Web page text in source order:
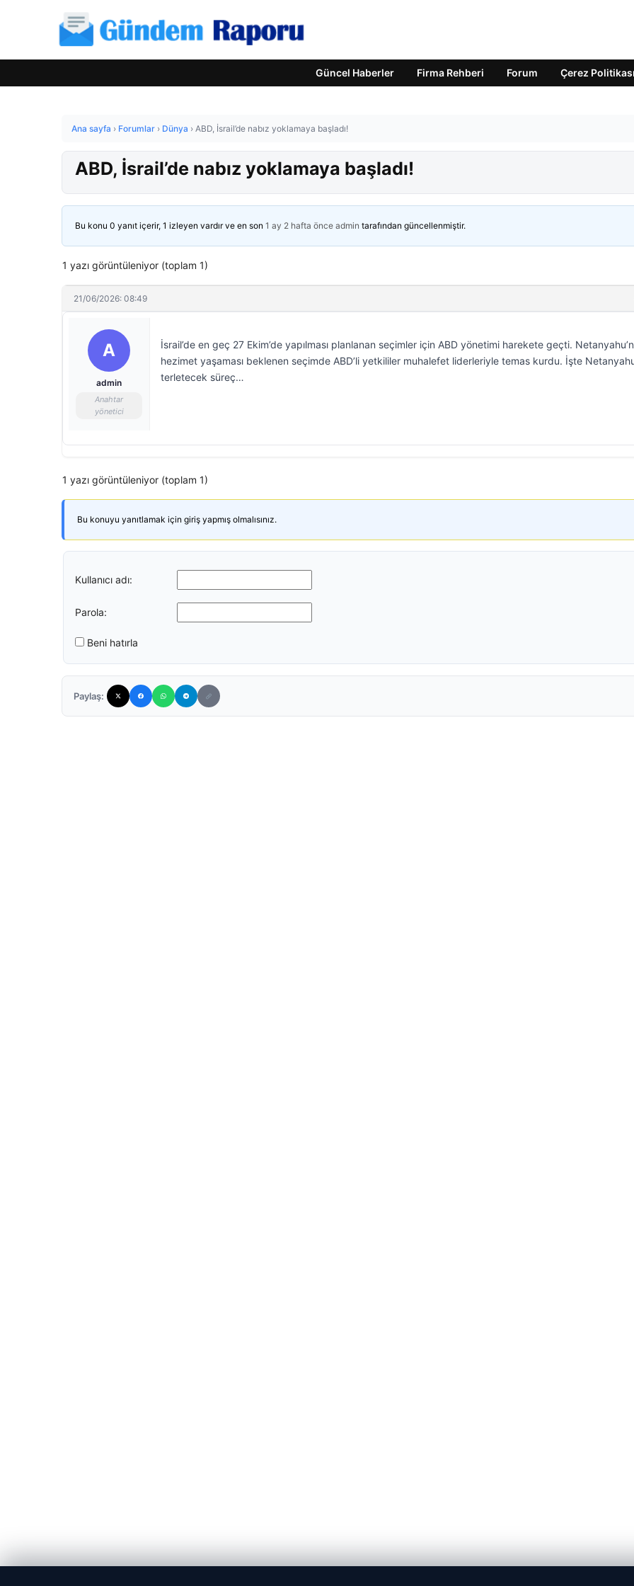
Güncel Haberler Firma Rehberi Forum Çerez Politikası
Ana sayfa › Forumlar › Dünya › ABD, İsrail’de nabız yoklamaya başladı!
ABD, İsrail’de nabız yoklamaya başladı!
Bu konu 0 yanıt içerir, 1 izleyen vardır ve en son 1 ay 2 hafta önce admin tarafından güncellenmiştir.
1 yazı görüntüleniyor (toplam 1)
21/06/2026: 08:49
A
admin
Anahtar
yönetici
İsrail’de en geç 27 Ekim’de yapılması planlanan seçimler için ABD yönetimi harekete geçti.
hezimet yaşaması beklenen seçimde ABD’li yetkililer muhalefet liderleriyle temas kurdu. İşte
terletecek süreç…
1 yazı görüntüleniyor (toplam 1)
Bu konuyu yanıtlamak için giriş yapmış olmalısınız.
Kullanıcı adı:
Parola:
Beni hatırla
Paylaş: